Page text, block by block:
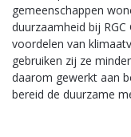
gemeenschappen
duurzaamheid bij
voordelen van
gebruiken zij ze
daarom gewerkt aan
bereid de duurzame